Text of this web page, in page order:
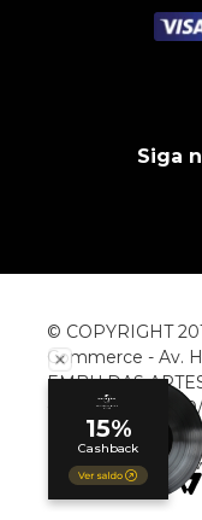
Siga
© COPYRIGHT
Commerce - Av.
EMBU DAS
CNPJ: